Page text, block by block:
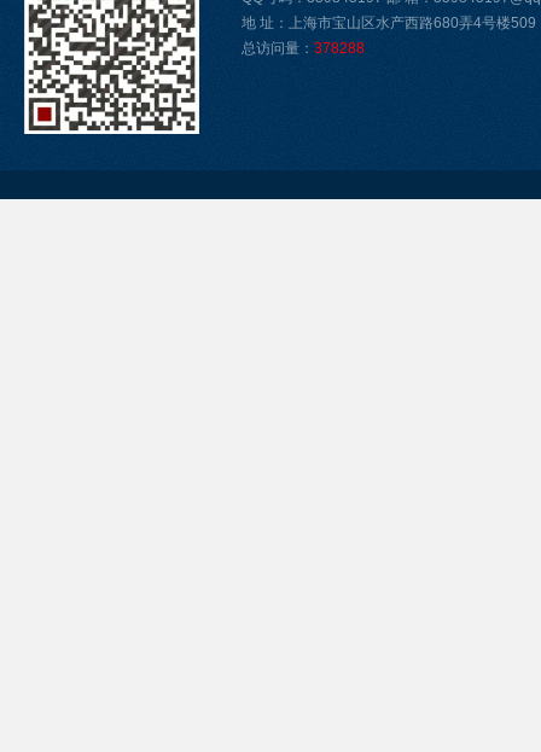
地 址：上海市宝山区水产西路680弄4号楼509
总访问量： 378288